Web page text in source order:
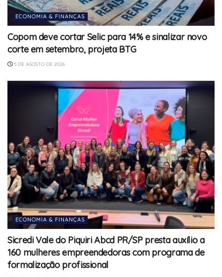
ECONOMIA & FINANÇAS
Copom deve cortar Selic para 14% e sinalizar novo
corte em setembro, projeta BTG
5 DE AGOSTO DE 2026
ECONOMIA & FINANÇAS
Sicredi Vale do Piquiri Abcd PR/SP presta auxílio a
160 mulheres empreendedoras com programa de
formalização profissional